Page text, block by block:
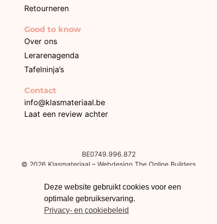
Retourneren
Good to know
Over ons
Lerarenagenda
Tafelninja’s
Contact
info@klasmateriaal.be
Laat een review achter
BE0749.996.872
© 2026 Klasmateriaal – Webdesign The Online Builders
Deze website gebruikt cookies voor een
optimale gebruikservaring.
Privacy- en cookiebeleid